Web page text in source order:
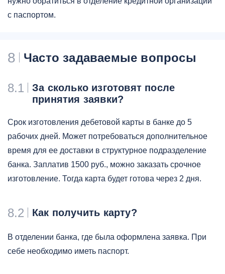
с паспортом.
8 Часто задаваемые вопросы
8.1
За сколько изготовят после
принятия заявки?
Срок изготовления дебетовой карты в банке до 5
рабочих дней. Может потребоваться дополнительное
время для ее доставки в структурное подразделение
банка. Заплатив 1500 руб., можно заказать срочное
изготовление. Тогда карта будет готова через 2 дня.
8.2 Как получить карту?
В отделении банка, где была оформлена заявка. При
себе необходимо иметь паспорт.